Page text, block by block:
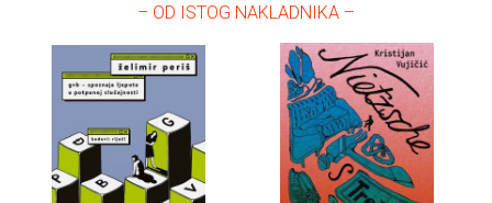
– OD ISTOG NAKLADNIKA –